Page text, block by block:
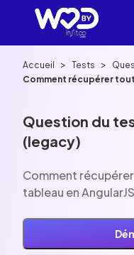
Accueil > Tests >
Comment récupérer
Question du
(legacy)
Comment
tableau en AngularJS